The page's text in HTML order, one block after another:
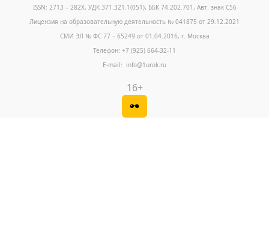
ISSN: 2713 – 282X, УДК 371.321.1(051), ББК 74.202.701, Авт. знак С56
Лицензия на образовательную деятельность № 041875 от 29.12.2021
СМИ ЭЛ № ФС 77 – 65249 от 01.04.2016, г. Москва
Телефон: +7 (925) 664-32-11
E-mail: info@1urok.ru
16+